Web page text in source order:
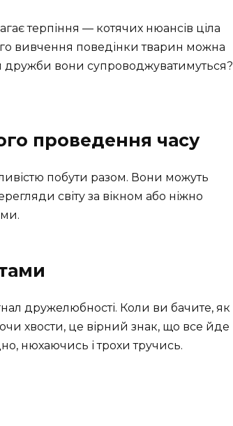
терпіння — котячих нюансів ціла
вивчення поведінки тварин можна
дружби вони супроводжуватимуться?
проведення часу
побути разом. Вони можуть
світу за вікном або ніжно
дружелюбності. Коли ви бачите, як
хвости, це вірний знак, що все йде
нюхаючись і трохи тручись.